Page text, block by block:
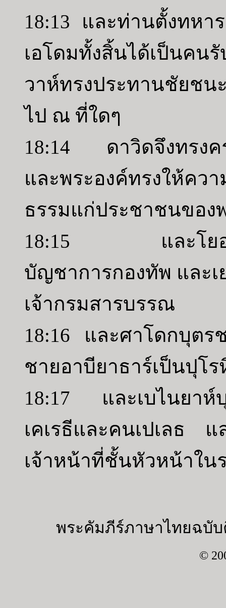
18:13 และท่านตั้งทหา
เอโดมทั้งสิ้นได้เป็นคน
วาห์ทรงประทานชัยชน
ไป ณ ที่ใดๆ
18:14 ดาวิดจึงทรงค
และพระองค์ทรงให้คว
ธรรมแก่ประชาชนของ
18:15 และโยอาบ
บัญชาการกองทัพ และ
เจ้ากรมสารบรรณ
18:16 และศาโดกบุตร
ชายอาบียาธาร์เป็นปุโ
18:17 และเบไนยาห์
เคเรธีและคนเปเลธ แ
เจ้าหน้าที่ชั้นหัวหน้าใน
พระคัมภีร์ภาษาไทยฉบับ
©